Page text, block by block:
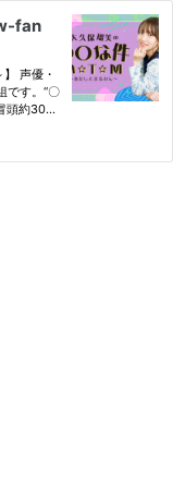
fan
声優・
です。“〇
頭約30分
緒に楽し